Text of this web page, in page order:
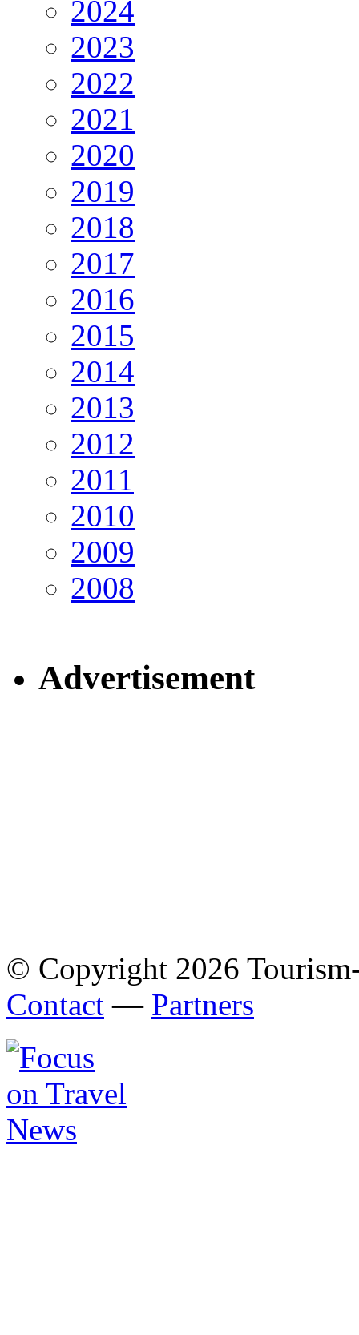
2024
2023
2022
2021
2020
2019
2018
2017
2016
2015
2014
2013
2012
2011
2010
2009
2008
Advertisement
© Copyright 2026
Contact — Partners